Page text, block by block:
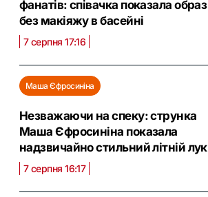
фанатів: співачка показала образ
без макіяжу в басейні
7 серпня 17:16
Маша Єфросиніна
Незважаючи на спеку: струнка
Маша Єфросиніна показала
надзвичайно стильний літній лук
7 серпня 16:17